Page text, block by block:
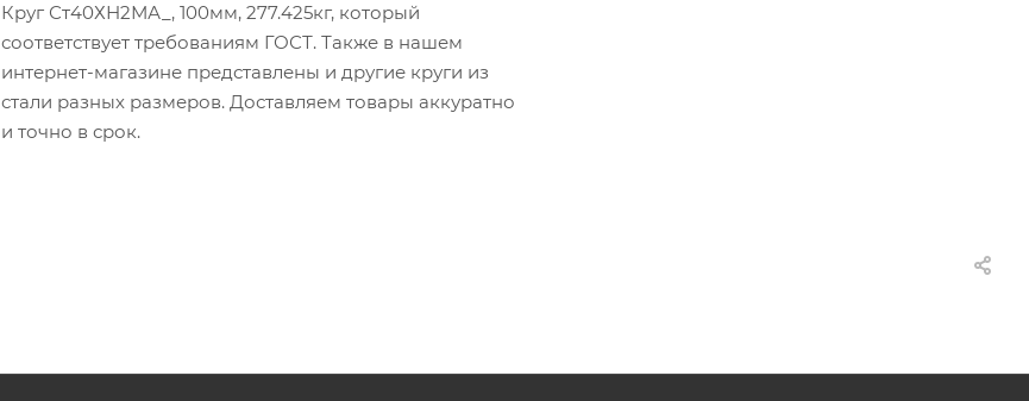
Круг Ст40ХН2МА_, 100мм, 277.425кг, который
соответствует требованиям ГОСТ. Также в нашем
интернет-магазине представлены и другие круги из
стали разных размеров. Доставляем товары аккуратно
и точно в срок.